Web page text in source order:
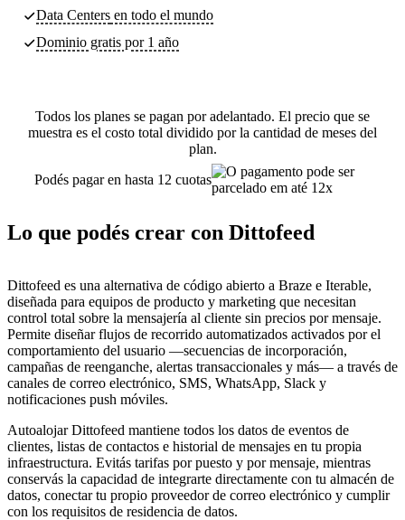
Data Centers en todo el mundo
Dominio gratis por 1 año
Todos los planes se pagan por adelantado. El precio que se
muestra es el costo total dividido por la cantidad de meses del
plan.
Podés pagar en hasta 12 cuotas
Lo que podés crear con Dittofeed
Dittofeed es una alternativa de código abierto a Braze e Iterable,
diseñada para equipos de producto y marketing que necesitan
control total sobre la mensajería al cliente sin precios por mensaje.
Permite diseñar flujos de recorrido automatizados activados por el
comportamiento del usuario —secuencias de incorporación,
campañas de reenganche, alertas transaccionales y más— a través de
canales de correo electrónico, SMS, WhatsApp, Slack y
notificaciones push móviles.
Autoalojar Dittofeed mantiene todos los datos de eventos de
clientes, listas de contactos e historial de mensajes en tu propia
infraestructura. Evitás tarifas por puesto y por mensaje, mientras
conservás la capacidad de integrarte directamente con tu almacén de
datos, conectar tu propio proveedor de correo electrónico y cumplir
con los requisitos de residencia de datos.